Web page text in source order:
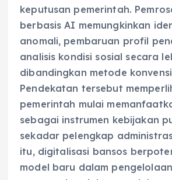
keputusan pemerintah.
berbasis AI memungkinkan
anomali, pembaruan profil
analisis kondisi sosial secara
dibandingkan metode
Pendekatan tersebut
pemerintah mulai
sebagai instrumen kebijakan
sekadar pelengkap
itu, digitalisasi bansos
model baru dalam